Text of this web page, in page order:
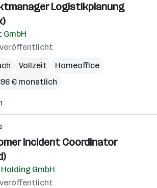
Logistikplanung
GmbH
Vollzeit
Homeoffice
€ monatlich
Incident Coordinator
GmbH